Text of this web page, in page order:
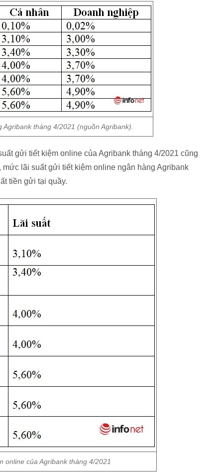
tháng 4/2021 (nguồn Agribank).
gửi tiết kiệm online của Agribank tháng 4/2021 cũng
lãi suất gửi tiết kiệm online ngân hàng Agribank
tiền gửi tại quầy.
online của Agribank tháng 4/2021